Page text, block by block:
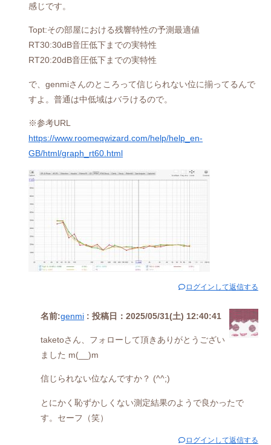
感じです。
Topt:その部屋における残響特性の予測最適値
RT30:30dB音圧低下までの実特性
RT20:20dB音圧低下までの実特性
で、genmiさんのところって信じられない位に揃ってるんで
すよ。普通は中低域はバラけるので。
※参考URL
https://www.roomeqwizard.com/help/help_en-
GB/html/graph_rt60.html
ログインして返信する
名前:genmi : 投稿日：2025/05/31(土) 12:40:41
taketoさん、フォローして頂きありがとうござい
ました m(__)m
信じられない位なんですか？ (^^;)
とにかく恥ずかしくない測定結果のようで良かったで
す。セーフ（笑）
ログインして返信する